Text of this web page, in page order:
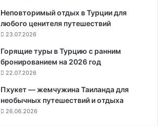
Неповторимый отдых в Турции для
любого ценителя путешествий
23.07.2026
Горящие туры в Турцию с ранним
бронированием на 2026 год
22.07.2026
Пхукет — жемчужина Таиланда для
необычных путешествий и отдыха
26.06.2026